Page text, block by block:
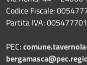
Codice Fiscale:
Partita IVA:
PEC: